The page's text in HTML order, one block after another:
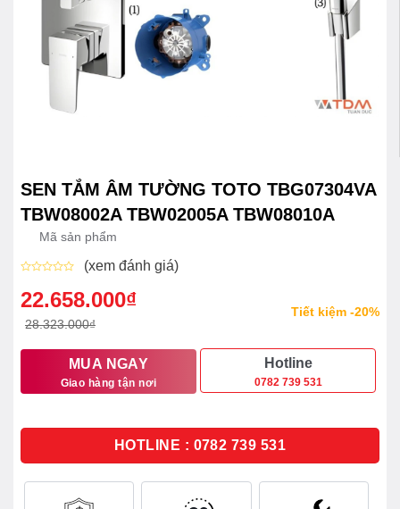
SEN TẮM ÂM TƯỜNG TOTO TBG07304VA
TBW08002A TBW02005A TBW08010A
Mã sản phẩm
xếp
hạng
5
(xem đánh giá)
28.323.000₫
Giá
gốc
28.323.000₫.
22.658.000₫
Giá
hiện
22.658.000₫.
Tiết kiệm -20%
MUA NGAY
Giao hàng tận nơi
Hotline
0782 739 531
HOTLINE : 0782 739 531